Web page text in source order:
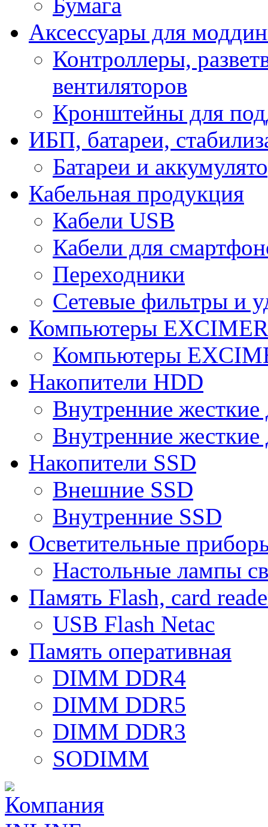
Бумага
Аксессуары для
Контроллеры,
вентиляторов
Кронштейны для
ИБП, батареи,
Батареи и
Кабельная продукция
Кабели USB
Кабели для
Переходники
Сетевые фильтры и
Компьютеры
Компьютеры
Накопители HDD
Внутренние
Внутренние
Накопители SSD
Внешние SSD
Внутренние SSD
Осветительные
Настольные лампы
Память Flash, card
USB Flash Netac
Память оперативная
DIMM DDR4
DIMM DDR5
DIMM DDR3
SODIMM